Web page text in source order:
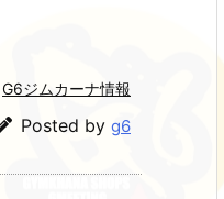
G6ジムカーナ情報
Posted by g6